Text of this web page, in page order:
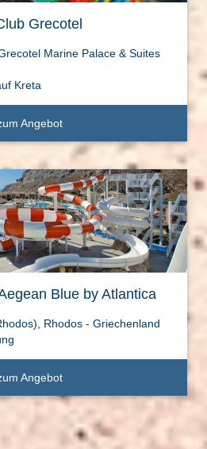
Grecotel
Marine Palace & Suites
Kreta
Angebot
Blue by Atlantica
Rhodos - Griechenland
Angebot